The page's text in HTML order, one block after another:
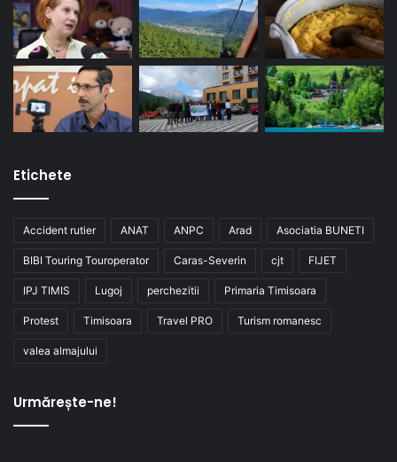
Etichete
Accident rutier ANAT ANPC Arad Asociatia BUNETI
BIBI Touring Touroperator Caras-Severin cjt FIJET
IPJ TIMIS Lugoj perchezitii Primaria Timisoara
Protest Timisoara Travel PRO Turism romanesc
valea almajului
Urmărește-ne!